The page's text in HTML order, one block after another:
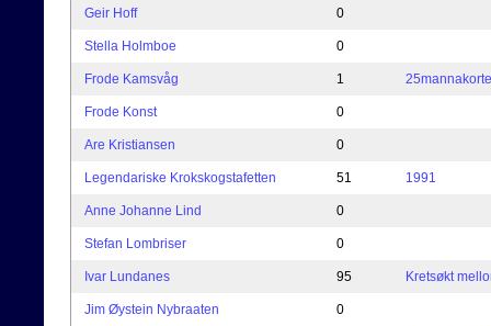
Geir Hoff 0
Stella Holmboe 0
Frode Kamsvåg 1
Frode Konst 0
Are Kristiansen 0
Legendariske Krokskogstafetten 51 1991
Anne Johanne Lind 0
Stefan Lombriser 0
Ivar Lundanes 95 Kretsøkt
Jim Øystein Nybraaten 0